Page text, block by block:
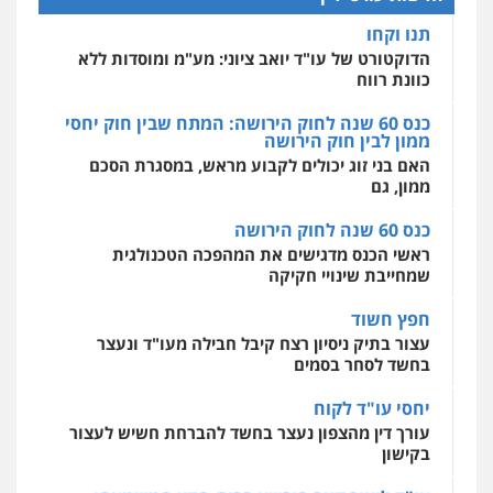
אחסון אתרים
מקצועיים לעורכי דין
מרכז התחלה חדשה
אסירים עבירות מין שירותים מקצועיים
לעורכי דין
תנו וקחו
הדוקטורט של עו"ד יואב ציוני: מע"מ ומוסדות ללא
כוונת רווח
כנס 60 שנה לחוק הירושה: המתח שבין חוק יחסי
ממון לבין חוק הירושה
האם בני זוג יכולים לקבוע מראש, במסגרת הסכם
ממון, גם
כנס 60 שנה לחוק הירושה
ראשי הכנס מדגישים את המהפכה הטכנולגית
שמחייבת שינויי חקיקה
חפץ חשוד
עצור בתיק ניסיון רצח קיבל חבילה מעו"ד ונעצר
בחשד לסחר בסמים
יחסי עו"ד לקוח
עורך דין מהצפון נעצר בחשד להברחת חשיש לעצור
בקישון